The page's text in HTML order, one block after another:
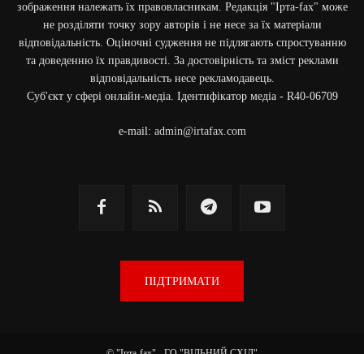
зображення належать їх правовласникам. Редакція "Ірта-fax" може
не розділяти точку зору авторів і не несе за їх матеріали
відповідальність. Оціночні судження не підлягають спростуванню
та доведенню їх правдивості. За достовірність та зміст реклами
відповідальність несе рекламодавець.
Cуб'єкт у сфері онлайн-медіа. Ідентифікатор медіа - R40-06709
e-mail: admin@irtafax.com
ПІДТРИМАТИ